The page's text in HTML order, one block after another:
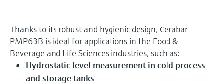
Thanks to its robust and hygienic design, Cerabar
PMP63B is ideal for applications in the Food &
Beverage and Life Sciences industries, such as:
Hydrostatic level measurement in cold process
and storage tanks